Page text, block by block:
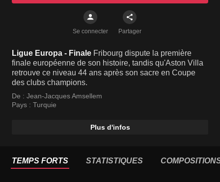
Se connecter Partager
Ligue Europa - Finale Fribourg dispute la première
finale européenne de son histoire, tandis qu'Aston Villa
retrouve ce niveau 44 ans après son sacre en Coupe
des clubs champions.
De : Jean-Jacques Amsellem
Pays : Turquie
Plus d'infos
TEMPS FORTS STATISTIQUES